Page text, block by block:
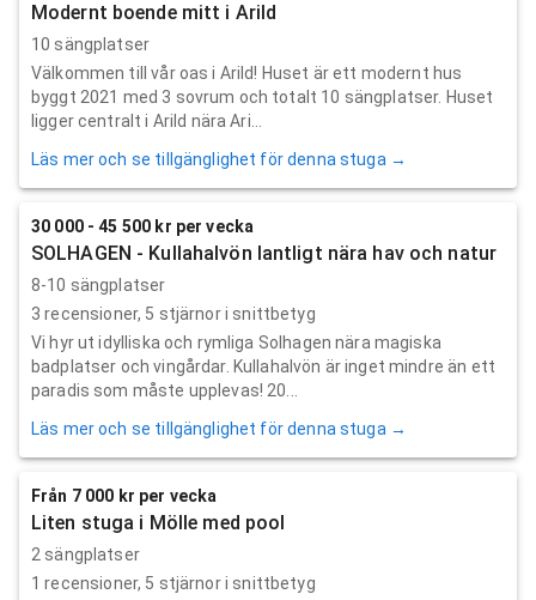
Modernt boende mitt i Arild
10 sängplatser
Välkommen till vår oas i Arild! Huset är ett modernt hus
byggt 2021 med 3 sovrum och totalt 10 sängplatser. Huset
ligger centralt i Arild nära Ari...
Läs mer och se tillgänglighet för denna stuga →
30 000 - 45 500 kr per vecka
SOLHAGEN - Kullahalvön lantligt nära hav och natur
8-10 sängplatser
3 recensioner, 5 stjärnor i snittbetyg
Vi hyr ut idylliska och rymliga Solhagen nära magiska
badplatser och vingårdar. Kullahalvön är inget mindre än ett
paradis som måste upplevas! 20...
Läs mer och se tillgänglighet för denna stuga →
Från 7 000 kr per vecka
Liten stuga i Mölle med pool
2 sängplatser
1 recensioner, 5 stjärnor i snittbetyg